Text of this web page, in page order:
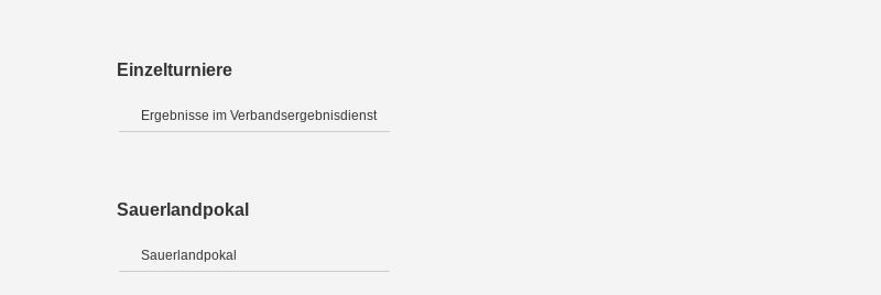
Einzelturniere
Ergebnisse im Verbandsergebnisdienst
Sauerlandpokal
Sauerlandpokal